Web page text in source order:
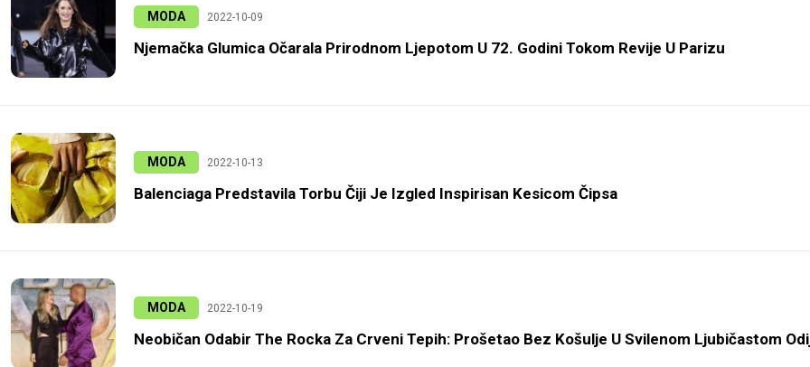
MODA 2022-10-09
Njemačka Glumica Očarala Prirodnom Ljepotom U 72. Godini Tokom Revije U Parizu
MODA 2022-10-13
Balenciaga Predstavila Torbu Čiji Je Izgled Inspirisan Kesicom Čipsa
MODA 2022-10-19
Neobičan Odabir The Rocka Za Crveni Tepih: Prošetao Bez Košulje U Svilenom Ljubičastom